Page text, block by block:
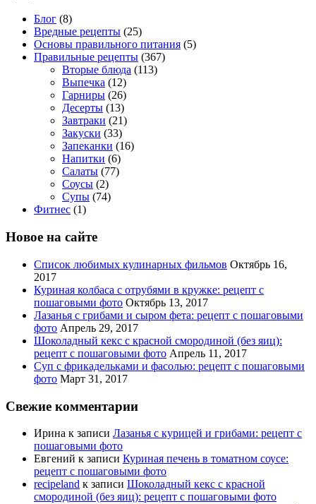
Блог (8)
Вредные рецепты (25)
Основы правильного питания (5)
Правильные рецепты (367)
Вторые блюда (113)
Выпечка (12)
Гарниры (26)
Десерты (13)
Завтраки (21)
Закуски (33)
Запеканки (16)
Напитки (6)
Салаты (77)
Соусы (2)
Супы (74)
Фитнес (1)
Новое на сайте
Список любимых кулинарных фильмов Октябрь 16,
2017
Куриная колбаса с отрубями в кружке: рецепт с
пошаговыми фото Октябрь 13, 2017
Лазанья с грибами и сыром фета: рецепт с пошаговыми
фото Апрель 29, 2017
Шоколадный кекс с красной смородиной (без яиц):
рецепт с пошаговыми фото Апрель 11, 2017
Суп с фрикадельками и фасолью: рецепт с пошаговыми
фото Март 31, 2017
Свежие комментарии
Ирина к записи Лазанья с курицей и грибами: рецепт с
пошаговыми фото
Евгений к записи Куриная печень в томатном соусе:
рецепт с пошаговыми фото
recipeland к записи Шоколадный кекс с красной
смородиной (без яиц): рецепт с пошаговыми фото